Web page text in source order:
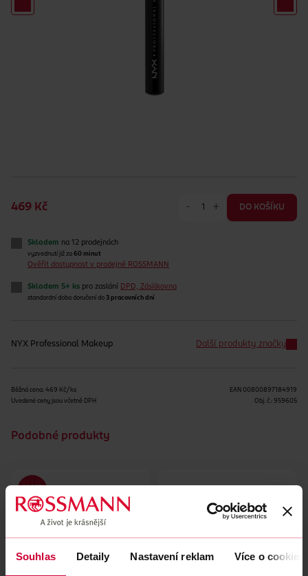
Souhlas Detaily Nastavení reklam Více o cookies
469 Kč - + DO KOŠÍKU
Skladem na 12 prodejnách
vyzvednutí již za 60 minut
Ověřit dostupnost v prodejně ROSSMANN
Skladem 5+ ks pro zaslání DPD, Zásilkovna
standardní doba doručení do 3 pracovních dní
NYX Professional Makeup Další produkty značky
Běžná cena: 469 Kč/ks
Uvedené ceny jsou včetně DPH
EAN 00800897184919
Obj. č.: 959605
Podobné produkty